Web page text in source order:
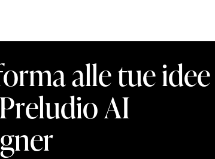
alle tue idee
AI